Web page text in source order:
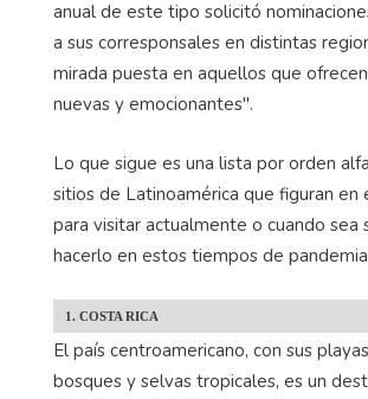
anual de este tipo solicitó
a sus corresponsales en distintas
mirada puesta en aquellos que
nuevas y emocionantes".
Lo que sigue es una lista por orden
sitios de Latinoamérica que figuran en
para visitar actualmente o cuando sea
hacerlo en estos tiempos de
1. COSTA RICA
El país centroamericano, con sus
bosques y selvas tropicales, es un